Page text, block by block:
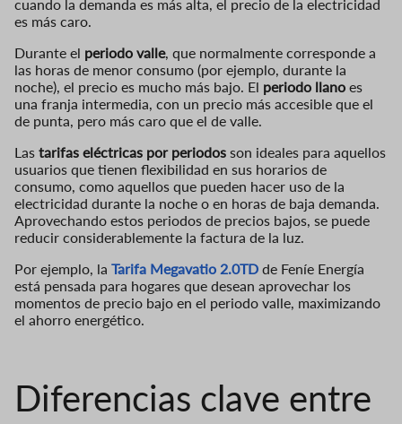
cuando la demanda es más alta, el precio de la electricidad
es más caro.
Durante el periodo valle, que normalmente corresponde a
las horas de menor consumo (por ejemplo, durante la
noche), el precio es mucho más bajo. El periodo llano es
una franja intermedia, con un precio más accesible que el
de punta, pero más caro que el de valle.
Las tarifas eléctricas por periodos son ideales para aquellos
usuarios que tienen flexibilidad en sus horarios de
consumo, como aquellos que pueden hacer uso de la
electricidad durante la noche o en horas de baja demanda.
Aprovechando estos periodos de precios bajos, se puede
reducir considerablemente la factura de la luz.
Por ejemplo, la Tarifa Megavatio 2.0TD de Feníe Energía
está pensada para hogares que desean aprovechar los
momentos de precio bajo en el periodo valle, maximizando
el ahorro energético.
Diferencias clave entre